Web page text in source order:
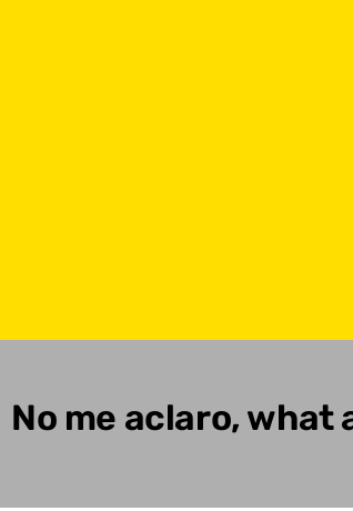
No me aclaro, what